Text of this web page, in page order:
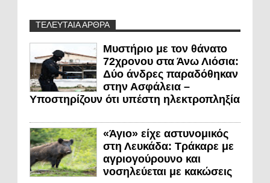
ΤΕΛΕΥΤΑΙΑ ΑΡΘΡΑ
Μυστήριο με τον θάνατο
72χρονου στα Άνω Λιόσια:
Δύο άνδρες παραδόθηκαν
στην Ασφάλεια –
Υποστηρίζουν ότι υπέστη ηλεκτροπληξία
«Άγιο» είχε αστυνομικός
στη Λευκάδα: Τράκαρε με
αγριογούρουνο και
νοσηλεύεται με κακώσεις